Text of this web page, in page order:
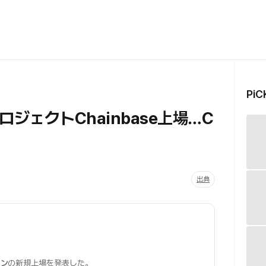
ジェクトChainbase上場…C
出典
の新規上場を発表した。